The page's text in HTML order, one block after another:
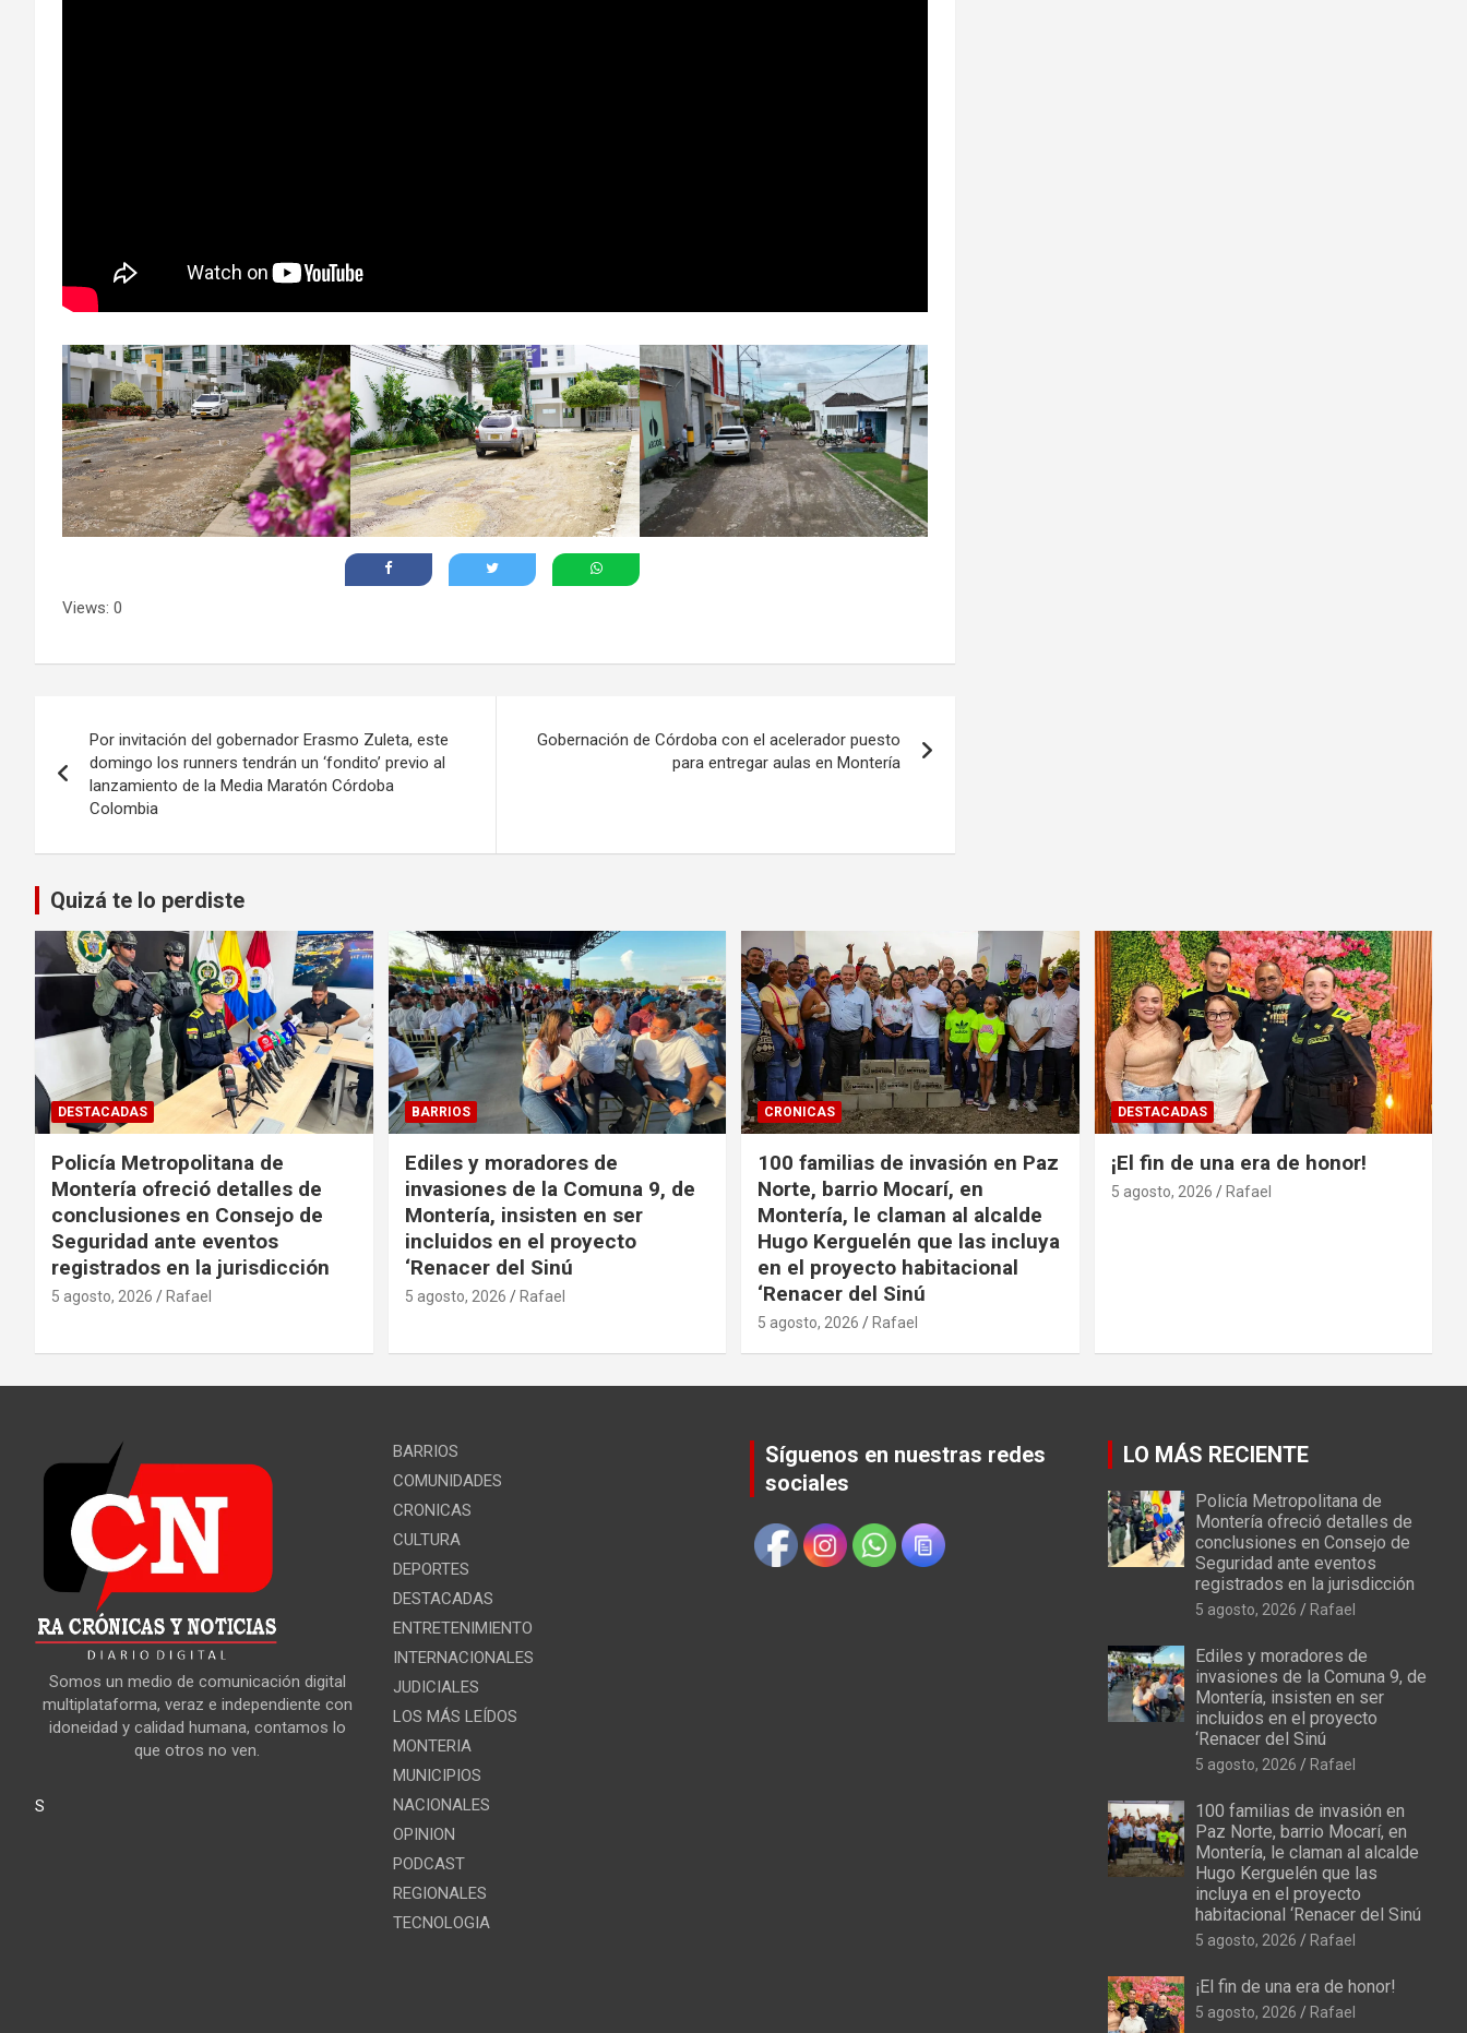
Views: 0
de
entradas
Por invitación del gobernador Erasmo Zuleta, este
domingo los runners tendrán un ‘fondito’ previo al
lanzamiento de la Media Maratón Córdoba
Colombia
Gobernación de Córdoba con el acelerador puesto
para entregar aulas en Montería
Quizá te lo perdiste
DESTACADAS
Policía Metropolitana de
Montería ofreció detalles de
conclusiones en Consejo de
Seguridad ante eventos
registrados en la jurisdicción
5 agosto, 2026 Rafael
BARRIOS
Ediles y moradores de
invasiones de la Comuna 9, de
Montería, insisten en ser
incluidos en el proyecto
‘Renacer del Sinú
5 agosto, 2026 Rafael
CRONICAS
100 familias de invasión en Paz
Norte, barrio Mocarí, en
Montería, le claman al alcalde
Hugo Kerguelén que las incluya
en el proyecto habitacional
‘Renacer del Sinú
5 agosto, 2026 Rafael
DESTACADAS
¡El fin de una era de honor!
5 agosto, 2026 Rafael
Somos un medio de comunicación digital
multiplataforma, veraz e independiente con
idoneidad y calidad humana, contamos lo
que otros no ven.
S
BARRIOS
COMUNIDADES
CRONICAS
CULTURA
DEPORTES
DESTACADAS
ENTRETENIMIENTO
INTERNACIONALES
JUDICIALES
LOS MÁS LEÍDOS
MONTERIA
MUNICIPIOS
NACIONALES
OPINION
PODCAST
REGIONALES
TECNOLOGIA
Síguenos en nuestras redes
sociales
LO MÁS RECIENTE
Policía Metropolitana de
Montería ofreció detalles de
conclusiones en Consejo de
Seguridad ante eventos
registrados en la jurisdicción
5 agosto, 2026 Rafael
Ediles y moradores de
invasiones de la Comuna 9, de
Montería, insisten en ser
incluidos en el proyecto
‘Renacer del Sinú
5 agosto, 2026 Rafael
100 familias de invasión en
Paz Norte, barrio Mocarí, en
Montería, le claman al alcalde
Hugo Kerguelén que las
incluya en el proyecto
habitacional ‘Renacer del Sinú
5 agosto, 2026 Rafael
¡El fin de una era de honor!
5 agosto, 2026 Rafael